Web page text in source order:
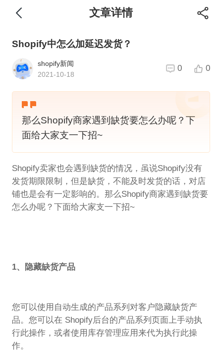
文章详情
Shopify中怎么加延迟发货？
shopify新闻
2021-10-18
0 0
那么Shopify商家遇到缺货要怎么办呢？下
面给大家支一下招~
Shopify卖家也会遇到缺货的情况，虽说Shopify没有
发货期限限制，但是缺货，不能及时发货的话，对店
铺也是会有一定影响的。那么Shopify商家遇到缺货要
怎么办呢？下面给大家支一下招~
1、隐藏缺货产品
您可以使用自动生成的产品系列对客户隐藏缺货产
品。您可以在 Shopify后台的产品系列页面上手动执
行此操作，或者使用库存管理应用来代为执行此操
作。